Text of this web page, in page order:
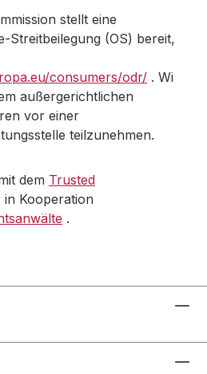
stellt eine
Streitbeilegung (OS) bereit,
consumers/odr/ . Wi
außergerichtlichen
vor einer
teilzunehmen.
dem Trusted
in Kooperation
.